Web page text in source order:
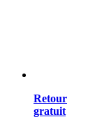
Retour
gratuit